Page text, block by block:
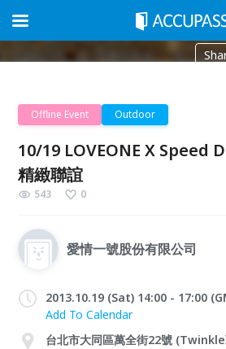
Offline Event Outdoor
10/19 LOVEONE X Speed
精緻聯誼
543 0
愛情一號股份有限公司
2013.10.19 (Sat) 14:00 - 17:00
Add To Calendar
台北市大同區萬全街22號